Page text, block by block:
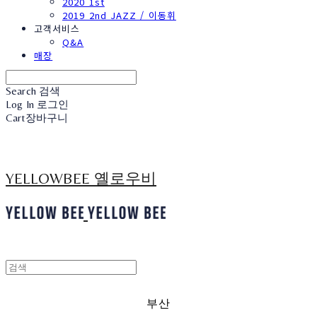
2019 2nd JAZZ / 이동휘
고객서비스
Q&A
매장
Search 검색
Log In 로그인
Cart장바구니
YELLOWBEE 옐로우비
부산